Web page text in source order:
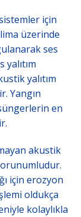
için
üzerinde
ses
yalıtım
Yangın
en
akustik
için erozyon
oldukça
kolaylıkla